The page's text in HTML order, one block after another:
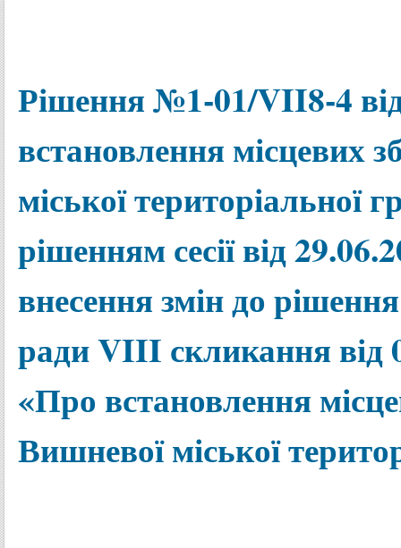
Рішення №1-01/VII8-4
встановлення місцевих
міської територіальної
рішенням сесії від
внесення змін до
ради VIII скликання
«Про встановлення
Вишневої міської